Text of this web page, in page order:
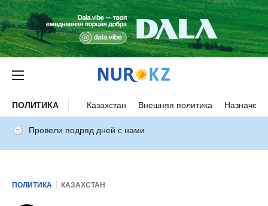
ПОЛИТИКА Казахстан Внешняя политика
Провели подряд дней с нами
ПОЛИТИКА КАЗАХСТАН